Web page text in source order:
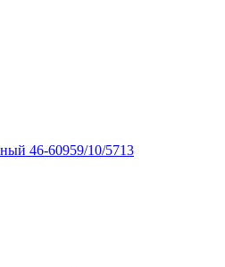
46-60959/10/5713